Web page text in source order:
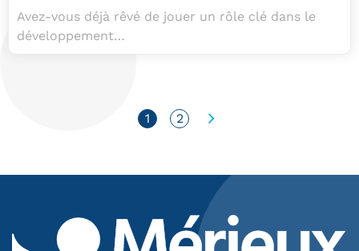
Avez-vous déjà rêvé de jouer un rôle clé dans le
développement…
1 2